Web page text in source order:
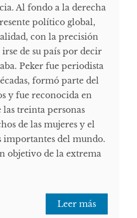
Al fondo a la derecha
político global,
con la precisión
de su país por decir
Peker fue periodista
formó parte del
y fue reconocida en
treinta personas
de las mujeres y el
del mundo.
objetivo de la extrema
Leer más